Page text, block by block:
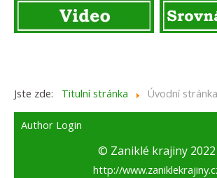
Jste zde: Titulní stránka Úvodní stránka
Author Login
© Zaniklé krajiny 2022
http://